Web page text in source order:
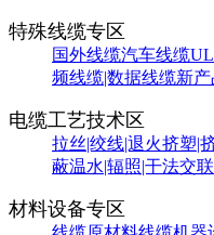
特殊线缆专区
国外线缆汽车线缆
频线缆|数据线缆新
电缆工艺技术区
拉丝|绞线|退火挤塑|
蔽温水|辐照|干法交联
材料设备专区